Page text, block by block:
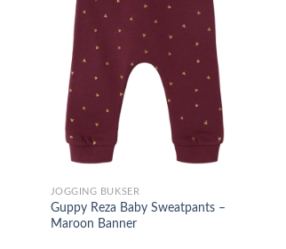
JOGGING BUKSER
Guppy Reza Baby Sweatpants –
Maroon Banner